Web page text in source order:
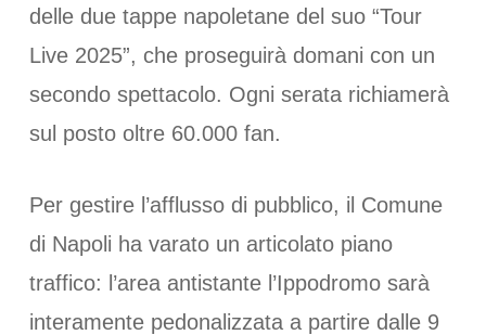
delle due tappe napoletane del suo “Tour
Live 2025”, che proseguirà domani con un
secondo spettacolo. Ogni serata richiamerà
sul posto oltre 60.000 fan.
Per gestire l’afflusso di pubblico, il Comune
di Napoli ha varato un articolato piano
traffico: l’area antistante l’Ippodromo sarà
interamente pedonalizzata a partire dalle 9